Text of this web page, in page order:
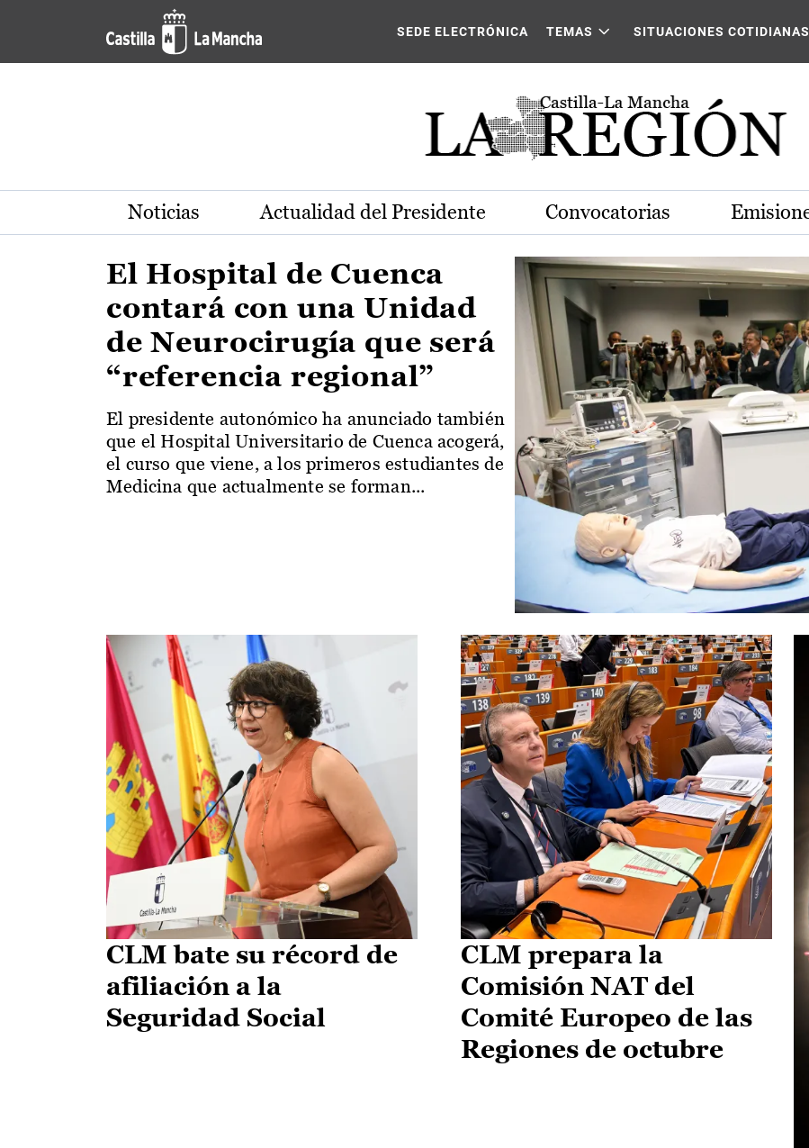
Pasar al contenido principal
Actualidad de la región de Castilla-La Mancha
SEDE ELECTRÓNICA TEMAS SITUACIONES COTIDIANAS
Noticias Actualidad del Presidente Convocatorias
El Hospital de Cuenca
contará con una Unidad
de Neurocirugía que será
“referencia regional”
El presidente autonómico ha anunciado también
que el Hospital Universitario de Cuenca acogerá,
el curso que viene, a los primeros estudiantes de
Medicina que actualmente se forman...
CLM bate su récord de
afiliación a la
Seguridad Social
CLM prepara la
Comisión NAT del
Comité Europeo de las
Regiones de octubre